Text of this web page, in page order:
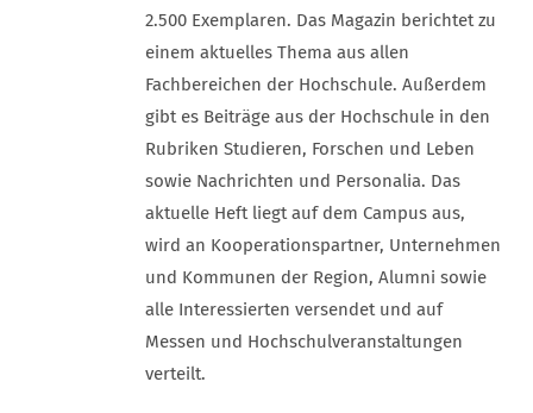
2.500 Exemplaren. Das Magazin berichtet zu
einem aktuelles Thema aus allen
Fachbereichen der Hochschule. Außerdem
gibt es Beiträge aus der Hochschule in den
Rubriken Studieren, Forschen und Leben
sowie Nachrichten und Personalia. Das
aktuelle Heft liegt auf dem Campus aus,
wird an Kooperationspartner, Unternehmen
und Kommunen der Region, Alumni sowie
alle Interessierten versendet und auf
Messen und Hochschulveranstaltungen
verteilt.